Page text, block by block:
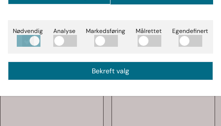
Ofte kjøp sammen med
Nødvendig Analyse Markedsføring Målrettet Egendefinert
Bekreft valg